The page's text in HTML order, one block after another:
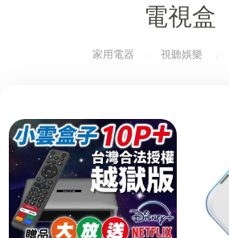
電視盒
家用電器 視聽娛樂